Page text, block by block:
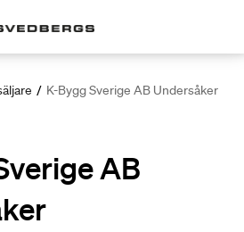
/ K-Bygg Sverige AB Undersåker
AB